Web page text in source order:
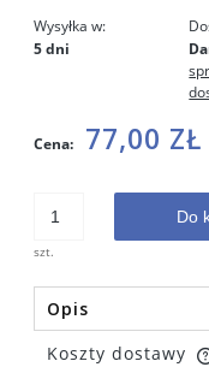
Wysyłka w:
5 dni
Cena nie zawiera
Cena: 77,00 ZŁ
szt.
Do
Opis
Koszty dostawy